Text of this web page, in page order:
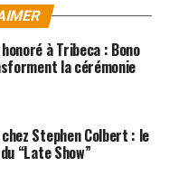
SONT
à Tribeca : Bono
la cérémonie
Stephen Colbert : le
“Late Show”